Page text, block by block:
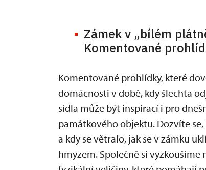
Zámek v „bílém
Komentované
Komentované prohlídky, které
domácnosti v době, kdy šlechta
sídla může být inspirací i pro
památkového objektu. Dozvíte
a kdy se větralo, jak se v zámku
hmyzem. Společně si